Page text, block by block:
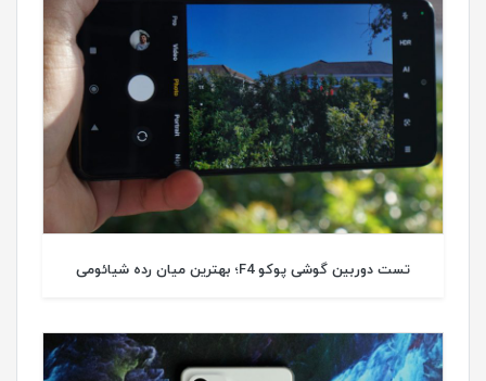
تست دوربین گوشی پوکو F4؛ بهترین میان رده شیائومی